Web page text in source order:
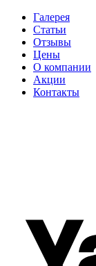
Галерея
Статьи
Отзывы
Цены
О компании
Акции
Контакты